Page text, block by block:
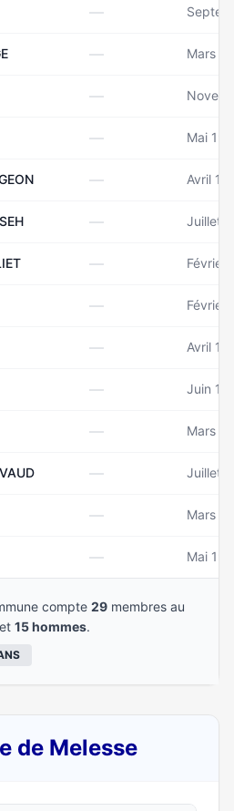
—
— Mars
—
— Mai
— Avril
— Juillet
— Février
— Février
— Avril
— Juin
— Mars
— Juillet
— Mars
— Mai
compte 29 membres au
et 15 hommes.
de Melesse